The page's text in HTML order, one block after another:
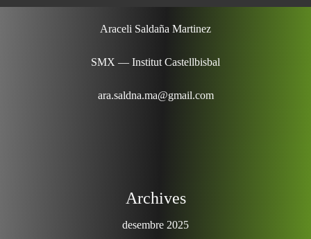
Araceli Saldaña Martinez
SMX — Institut Castellbisbal
ara.saldna.ma@gmail.com
Archives
desembre 2025